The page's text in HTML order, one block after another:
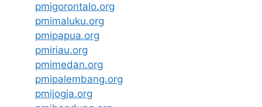
pmigorontalo.org
pmimaluku.org
pmipapua.org
pmiriau.org
pmimedan.org
pmipalembang.org
pmijogja.org